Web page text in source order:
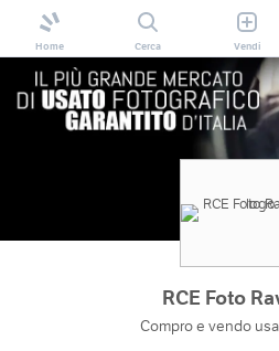
Home Cerca Vendi
RCE Foto
Compro e vendo